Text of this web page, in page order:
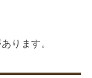
ります。